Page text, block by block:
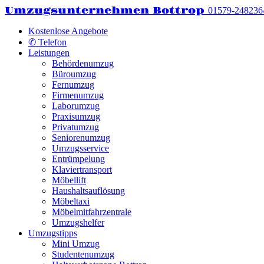
Umzugsunternehmen Bottrop 01579-
Kostenlose Angebote
✆ Telefon
Leistungen
Behördenumzug
Büroumzug
Fernumzug
Firmenumzug
Laborumzug
Praxisumzug
Privatumzug
Seniorenumzug
Umzugsservice
Entrümpelung
Klaviertransport
Möbellift
Haushaltsauflösung
Möbeltaxi
Möbelmitfahrzentrale
Umzugshelfer
Umzugstipps
Mini Umzug
Studentenumzug